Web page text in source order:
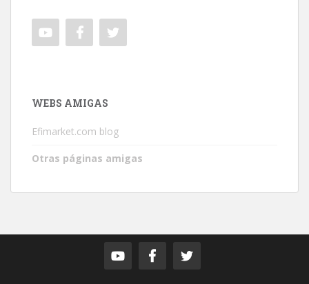
WEBS AMIGAS
Efimarket.com blog
Otras páginas amigas